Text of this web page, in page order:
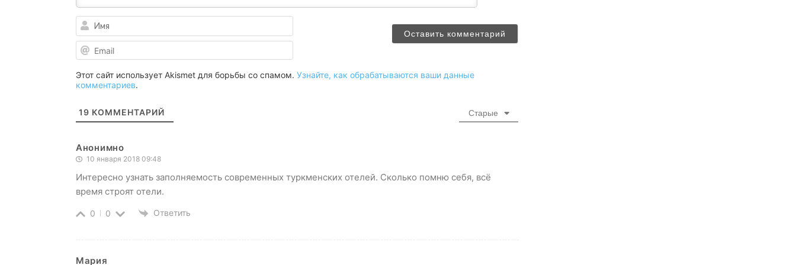
Этот сайт использует Akismet для борьбы со спамом. Узнайте, как обрабатываются ваши данные
комментариев.
19 КОММЕНТАРИЙ Старые
Анонимно
10 января 2018 09:48
Интересно узнать заполняемость современных туркменских отелей. Сколько помню себя, всё
время строят отели.
0 0 Ответить
Мария